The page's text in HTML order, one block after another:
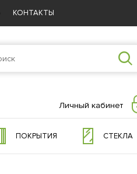
КОНТАКТЫ
Личный кабинет
ПОКРЫТИЯ СТЕКЛА